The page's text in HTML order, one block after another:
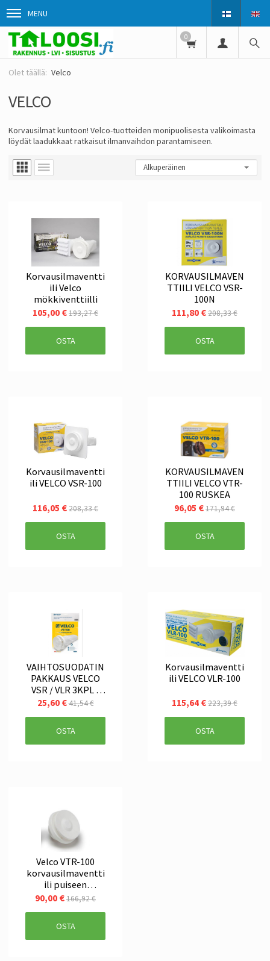
MENU
0
Velco
VELCO
Korvausilmat kuntoon! Velco-tuotteiden monipuolisesta valikoimasta
löydät laadukkaat ratkaisut ilmanvaihdon parantamiseen.
Korvausilmaventti
ili Velco
mökkiventtiilli
105,00 €193,27 €
OSTA
KORVAUSILMAVEN
TTIILI VELCO VSR-
100N
111,80 €208,33 €
OSTA
Korvausilmaventti
ili VELCO VSR-100
116,05 €208,33 €
OSTA
KORVAUSILMAVEN
TTIILI VELCO VTR-
100 RUSKEA
96,05 €171,94 €
OSTA
VAIHTOSUODATIN
PAKKAUS VELCO
VSR / VLR 3KPL /
PAKKAUS
25,60 €41,54 €
OSTA
Korvausilmaventti
ili VELCO VLR-100
115,64 €223,39 €
OSTA
Velco VTR-100
korvausilmaventti
ili puiseen
tuuletusluukkuun
90,00 €166,92 €
OSTA